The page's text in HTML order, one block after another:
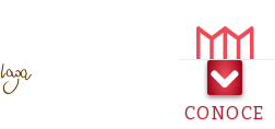
CONOCE